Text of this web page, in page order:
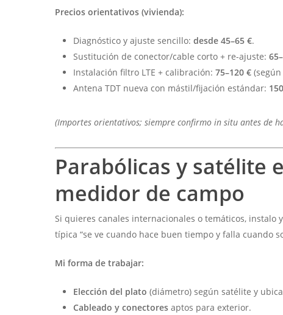
Precios orientativos (vivienda):
Diagnóstico y ajuste sencillo:desde 45–65 €.
Sustitución de conector/cable corto + re-ajuste:
Instalación filtro LTE + calibración:75–120 €
Antena TDT nueva con mástil/fijación estándar:
(Importes orientativos; siempre confirmo in situ antes de
Parabólicas y satélite
medidor de campo
Si quieres canales internacionales o temáticos, instalo
típica “se ve cuando hace buen tiempo y falla cuando
Mi forma de trabajar:
Elección del plato (diámetro) según satélite y
Cableado y conectores aptos para exterior.